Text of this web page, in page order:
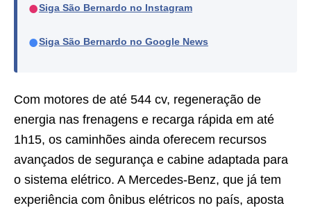
●Siga São Bernardo no Instagram
●Siga São Bernardo no Google News
Com motores de até 544 cv, regeneração de
energia nas frenagens e recarga rápida em até
1h15, os caminhões ainda oferecem recursos
avançados de segurança e cabine adaptada para
o sistema elétrico. A Mercedes-Benz, que já tem
experiência com ônibus elétricos no país, aposta